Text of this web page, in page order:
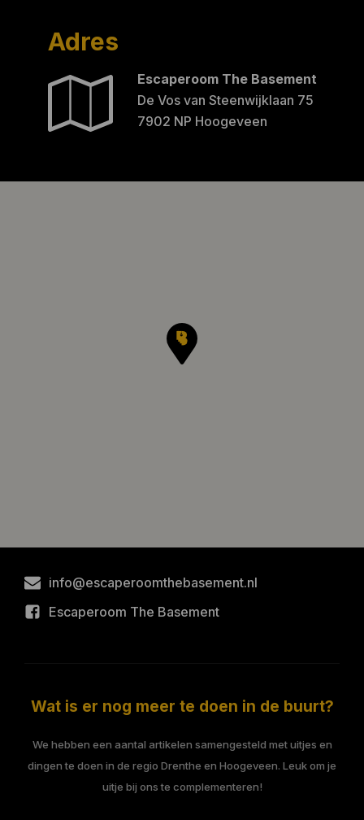
Adres
Escaperoom The Basement
De Vos van Steenwijklaan 75
7902 NP Hoogeveen
info@escaperoomthebasement.nl
Escaperoom The Basement
Wat is er nog meer te doen in de buurt?
We hebben een aantal artikelen samengesteld met uitjes en
dingen te doen in de regio Drenthe en Hoogeveen. Leuk om je
uitje bij ons te complementeren!